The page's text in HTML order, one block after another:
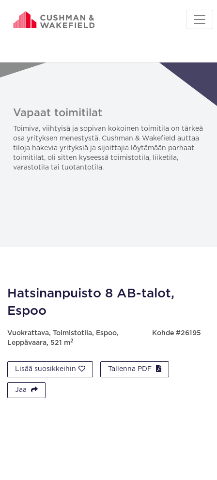
Vapaat toimitilat
Toimiva, viihtyisä ja sopivan kokoinen toimitila on tärkeä
osa yrityksen menestystä. Cushman & Wakefield auttaa
tiloja hakevia yrityksiä ja sijoittajia löytämään parhaat
toimitilat, oli sitten kyseessä toimistotila, liiketila,
varastotila tai tuotantotila.
Hatsinanpuisto 8 AB-talot,
Espoo
Vuokrattava, Toimistotila, Espoo,
Leppävaara, 521 m2
Kohde #26195
Lisää suosikkeihin Tallenna PDF
Jaa